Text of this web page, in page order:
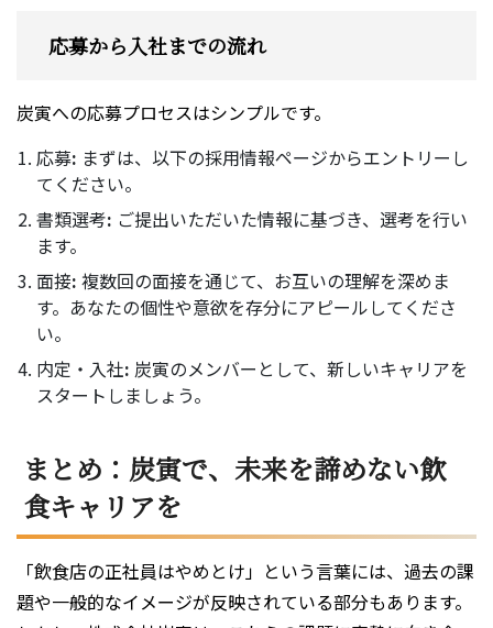
応募から入社までの流れ
炭寅への応募プロセスはシンプルです。
応募: まずは、以下の採用情報ページからエントリーし
てください。
書類選考: ご提出いただいた情報に基づき、選考を行い
ます。
面接: 複数回の面接を通じて、お互いの理解を深めま
す。あなたの個性や意欲を存分にアピールしてくださ
い。
内定・入社: 炭寅のメンバーとして、新しいキャリアを
スタートしましょう。
まとめ：炭寅で、未来を諦めない飲
食キャリアを
「飲食店の正社員はやめとけ」という言葉には、過去の課
題や一般的なイメージが反映されている部分もあります。